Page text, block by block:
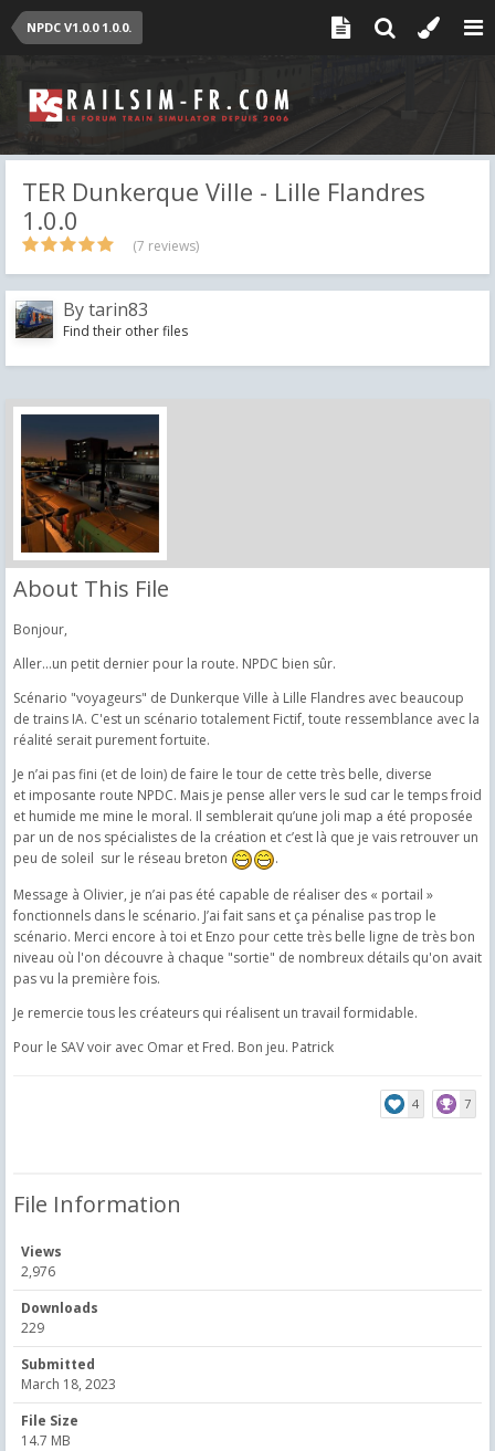
NPDC V1.0.0 1.0.0.
TER Dunkerque Ville - Lille Flandres
1.0.0
(7 reviews)
Bytarin83
Find their other files
About This File
Bonjour,
Aller...un petit dernier pour la route. NPDC bien sûr.
Scénario "voyageurs" de Dunkerque Ville à Lille Flandres avec beaucoup
de trains IA. C'est un scénario totalement Fictif, toute ressemblance avec la
réalité serait purement fortuite.
Je n’ai pas fini (et de loin) de faire le tour de cette très belle, diverse
et imposante route NPDC. Mais je pense aller vers le sud car le temps froid
et humide me mine le moral. Il semblerait qu’une joli map a été proposée
par un de nos spécialistes de la création et c’est là que je vais retrouver un
peu de soleil sur le réseau breton
.
Message à Olivier, je n’ai pas été capable de réaliser des « portail »
fonctionnels dans le scénario. J’ai fait sans et ça pénalise pas trop le
scénario. Merci encore à toi et Enzo pour cette très belle ligne de très bon
niveau où l'on découvre à chaque "sortie" de nombreux détails qu'on avait
pas vu la première fois.
Je remercie tous les créateurs qui réalisent un travail formidable.
Pour le SAV voir avec Omar et Fred. Bon jeu. Patrick
4 7
File Information
Views
2,976
Downloads
229
Submitted
March 18, 2023
File Size
14.7 MB